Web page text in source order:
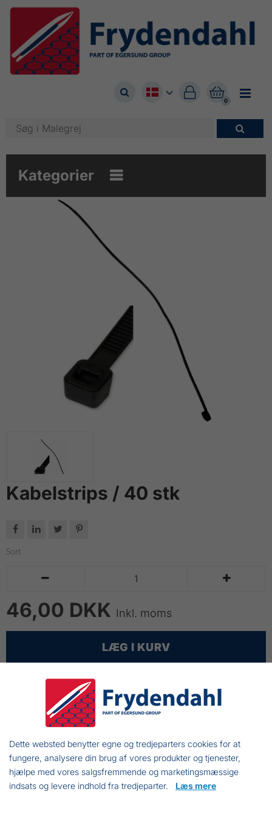


0


Kategorier 
Kabelstrips / 40 stk
   
Sort
 
46,00 DKK Inkl. moms
LÆG I KURV
Kabelstrips
200x4,8mm
40 stk.
Sort
Dette websted benytter egne og tredjeparters cookies for at
fungere, analysere din brug af vores produkter og tjenester,
hjælpe med vores salgsfremmende og marketingsmæssige
indsats og levere indhold fra tredjeparter. Læs mere